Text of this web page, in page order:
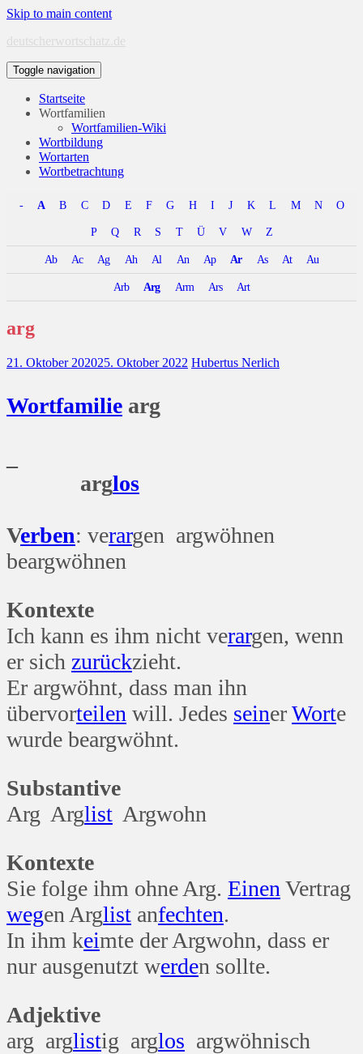
Skip to main content
deutscherwortschatz.de
Toggle navigation
Startseite
Wortfamilien
Wortfamilien-Wiki
Wortbildung
Wortarten
Wortbetrachtung
- A B C D E F G H I J K L M N O
P Q R S T Ü V W Z
Ab Ac Ag Ah Al An Ap Ar As At Au
Arb Arg Arm Ars Art
arg
21. Oktober 202025. Oktober 2022 Hubertus Nerlich
Wortfamilie arg
arglos
Verben: verargen argwöhnen
beargwöhnen
Kontexte
Ich kann es ihm nicht verargen, wenn
er sich zurückzieht.
Er argwöhnt, dass man ihn
übervorteilen will. Jedes seinerWorte
wurde beargwöhnt.
Substantive
Arg Arglist Argwohn
Kontexte
Sie folge ihm ohne Arg. Einen Vertrag
wegen Arglist anfechten.
In ihm keimte der Argwohn, dass er
nur ausgenutzt werden sollte.
Adjektive
arg arglistig arglos argwöhnisch